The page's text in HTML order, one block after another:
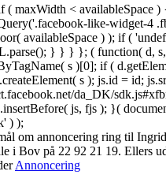
( maxWidth < availableSpace )
like-widget-4
availableSpace ) ); if (
} } } }; ( function( d,
s )[0]; if (
s ); js.id = id;
da_DK/
js, fjs ); }(
) );
om annoncering ring til
i Bov på 22 92 21 19‬. Ellers
Annoncering